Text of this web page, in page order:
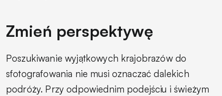
Zmień perspektywę
Poszukiwanie wyjątkowych krajobrazów do
sfotografowania nie musi oznaczać dalekich
podróży. Przy odpowiednim podejściu i świeżym